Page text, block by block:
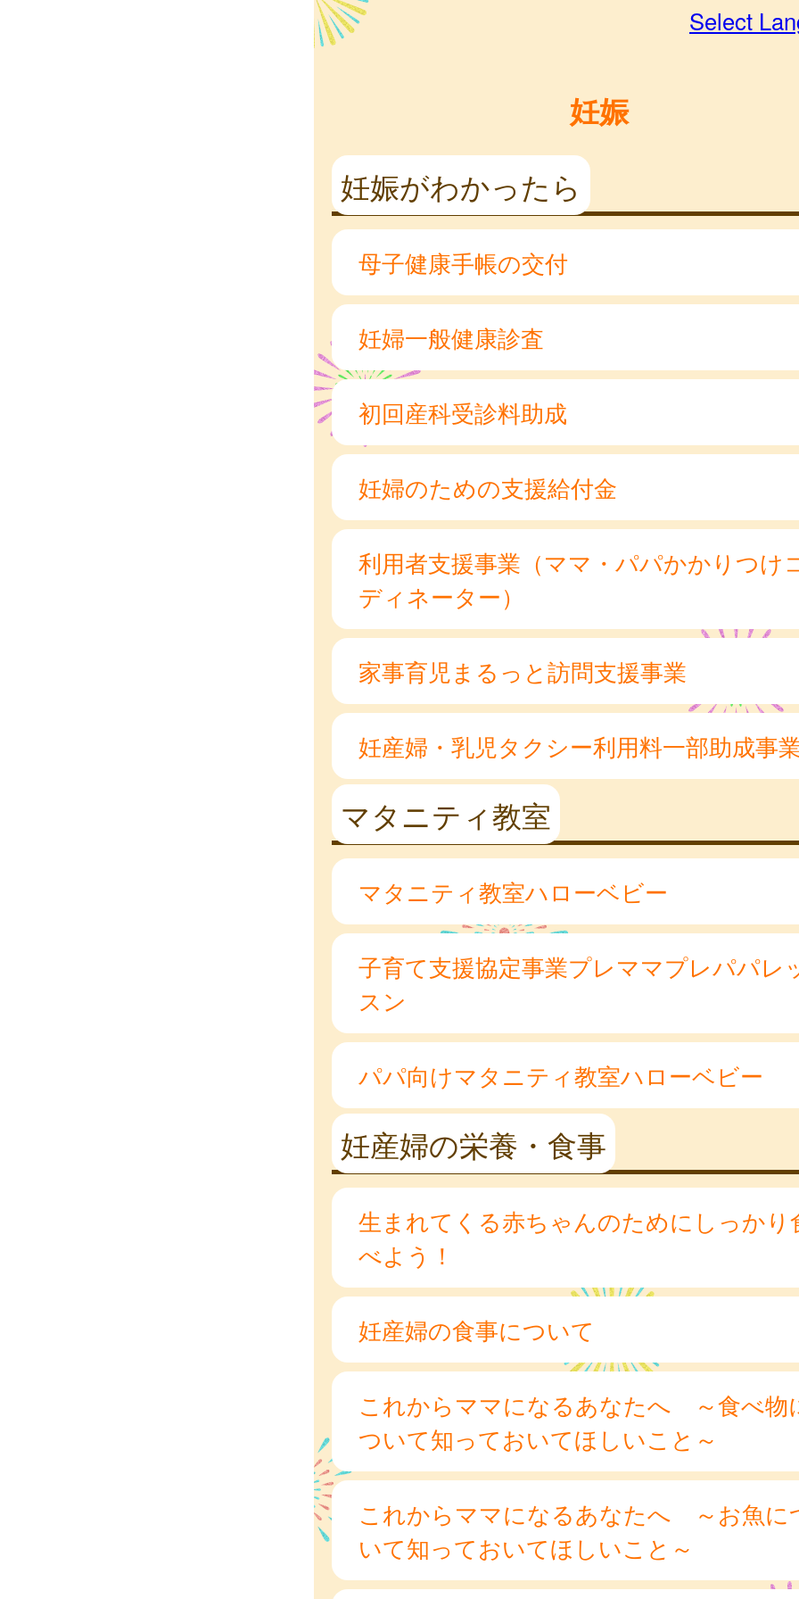
Select
妊娠
妊娠がわかったら
母子健康手帳の交付
妊婦一般健康診査
初回産科受診料助成
妊婦のための支援給付金
利用者支援事業（ママ・パパかかりつけ
ディネーター）
家事育児まるっと訪問支援事業
妊産婦・乳児タクシー利用料一部助成事
マタニティ教室
マタニティ教室ハローベビー
子育て支援協定事業プレママプレパパレ
スン
パパ向けマタニティ教室ハローベビー
妊産婦の栄養・食事
生まれてくる赤ちゃんのためにしっかり
べよう！
妊産婦の食事について
これからママになるあなたへ ～食べ物
ついて知っておいてほしいこと～
これからママになるあなたへ ～お魚に
いて知っておいてほしいこと～